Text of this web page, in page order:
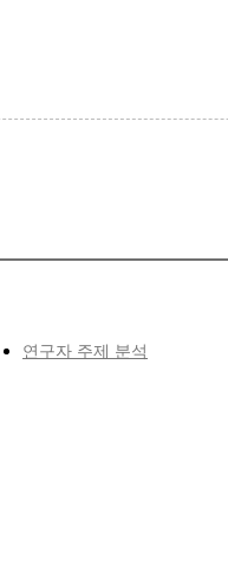
연구자 주제 분석